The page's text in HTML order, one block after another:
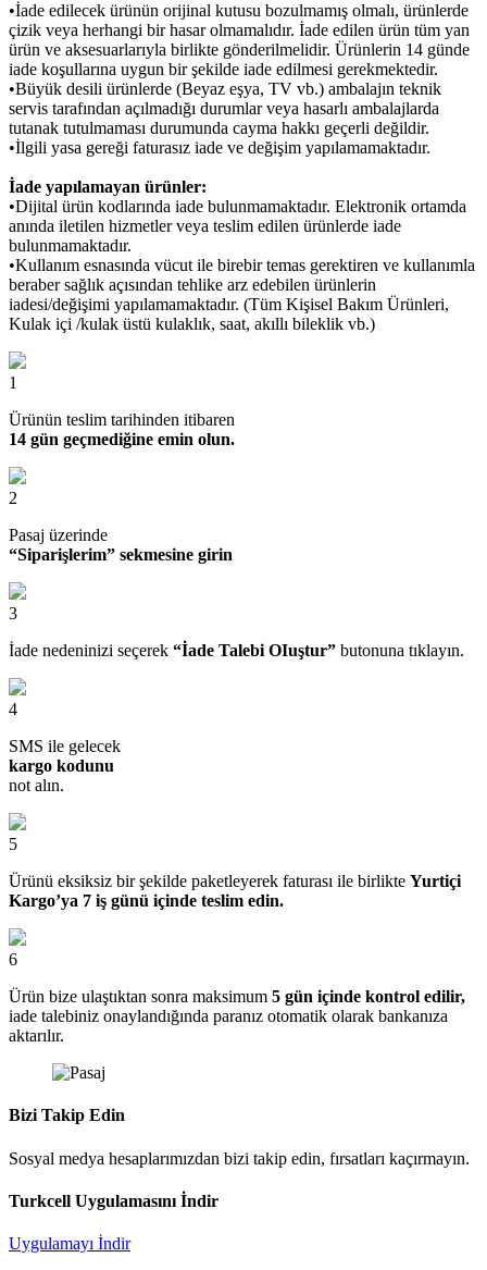
•İade edilecek ürünün orijinal kutusu bozulmamış olmalı, ürünlerde
çizik veya herhangi bir hasar olmamalıdır. İade edilen ürün tüm yan
ürün ve aksesuarlarıyla birlikte gönderilmelidir. Ürünlerin 14 günde
iade koşullarına uygun bir şekilde iade edilmesi gerekmektedir.
•Büyük desili ürünlerde (Beyaz eşya, TV vb.) ambalajın teknik
servis tarafından açılmadığı durumlar veya hasarlı ambalajlarda
tutanak tutulmaması durumunda cayma hakkı geçerli değildir.
•İlgili yasa gereği faturasız iade ve değişim yapılamamaktadır.
İade yapılamayan ürünler:
•Dijital ürün kodlarında iade bulunmamaktadır. Elektronik ortamda
anında iletilen hizmetler veya teslim edilen ürünlerde iade
bulunmamaktadır.
•Kullanım esnasında vücut ile birebir temas gerektiren ve kullanımla
beraber sağlık açısından tehlike arz edebilen ürünlerin
iadesi/değişimi yapılamamaktadır. (Tüm Kişisel Bakım Ürünleri,
Kulak içi /kulak üstü kulaklık, saat, akıllı bileklik vb.)
1
Ürünün teslim tarihinden itibaren
14 gün geçmediğine emin olun.
2
Pasaj üzerinde
“Siparişlerim” sekmesine girin
3
İade nedeninizi seçerek “İade Talebi OIuştur” butonuna tıklayın.
4
SMS ile gelecek
kargo kodunu
not alın.
5
Ürünü eksiksiz bir şekilde paketleyerek faturası ile birlikte Yurtiçi
Kargo’ya 7 iş günü içinde teslim edin.
6
Ürün bize ulaştıktan sonra maksimum 5 gün içinde kontrol edilir,
iade talebiniz onaylandığında paranız otomatik olarak bankanıza
aktarılır.
Bizi Takip Edin
Sosyal medya hesaplarımızdan bizi takip edin, fırsatları kaçırmayın.
Turkcell Uygulamasını İndir
Uygulamayı İndir